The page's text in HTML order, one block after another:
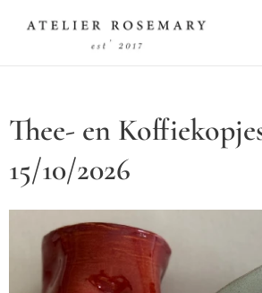
Thee- en
15/10/2026